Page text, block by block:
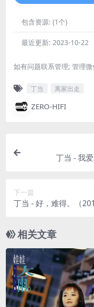
包含资源: (1个)
最近更新: 2023-10-22
如有问题联系管理; 管理
丁当 离家出走
ZERO-HIFI
丁当 - 我
下一篇
丁当 - 好，难得。（
相关文章